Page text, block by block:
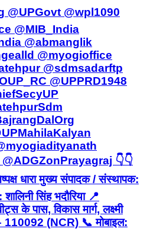
@UPGovt @wpl1090
@MIB_India
@abmanglik
@myogioffice
@sdmsadarftp
@UPPRD1948
👇👇
धारा मुख्य संपादक / संस्थापक:
सिंह भदौरिया 📍
के पास, विकास मार्ग, लक्ष्मी
– 110092 (NCR) 📞 मोबाइल: